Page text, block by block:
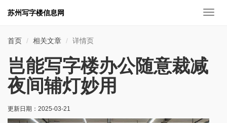
切
苏州写字楼信息网
首页 相关文章 详情页
岂能写字楼办公随意裁减
夜间辅灯妙用
更新日期： 2025-03-21